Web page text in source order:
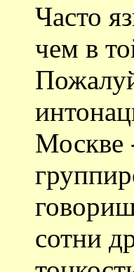
Часто
чем в
Москве
сотни